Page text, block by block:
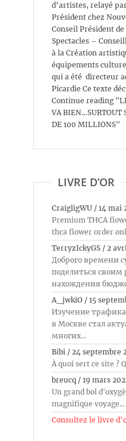
d’artistes, relayé
Président chez
Conseil Président de
Spectacles –
à la Création
équipements
qui a été directeur
Picardie Ce texte
Continue reading
VA BIEN…SURTOUT
DE 100 MILLIONS"
LIVRE D’OR
CraigligWU / 14 mai
Premium THCA
thca flower order
TerryzIckyGS / 2
Доброго времени
поделиться
нахождения
A_jwkiO / 15
Изучение
в Москве стал
многих...
Bibi / 24 septembre
À quoi sert ce site ?
breucq / 19 mars
Un grand bol
magnifique voyage...
Consultez le livre